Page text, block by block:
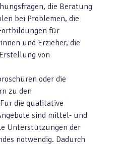
die Beratung
bei Problemen, die
für
und Erzieher, die
von
oder die
zu den
die qualitative
sind mittel- und
Unterstützungen der
notwendig. Dadurch